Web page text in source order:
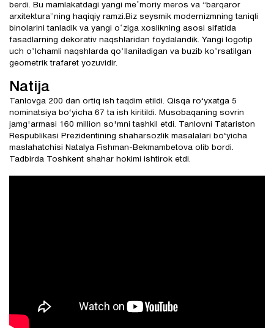
berdi. Bu mamlakatdagi yangi meʼmoriy meros va “barqaror
arxitektura”ning haqiqiy ramzi.Biz seysmik modernizmning taniqli
binolarini tanladik va yangi oʻziga xoslikning asosi sifatida
fasadlarning dekorativ naqshlaridan foydalandik. Yangi logotip
uch oʻlchamli naqshlarda qoʻllaniladigan va buzib koʻrsatilgan
geometrik trafaret yozuvidir.
Natija
Tanlovga 200 dan ortiq ish taqdim etildi. Qisqa ro‘yxatga 5
nominatsiya bo‘yicha 67 ta ish kiritildi. Musobaqaning sovrin
jamg'armasi 160 million so'mni tashkil etdi. Tanlovni Tatariston
Respublikasi Prezidentining shaharsozlik masalalari bo‘yicha
maslahatchisi Natalya Fishman-Bekmambetova olib bordi.
Tadbirda Toshkent shahar hokimi ishtirok etdi.